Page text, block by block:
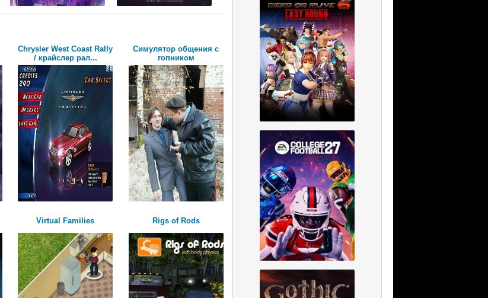
Chrysler West Coast Rally
/ крайслер рал...
Симулятор общения с
гопником
Virtual Families Rigs of Rods